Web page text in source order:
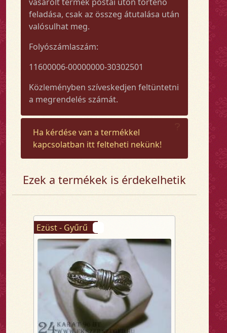
feladása, csak az összeg átutalása után
valósulhat meg.
Folyószámlaszám:
11600006-00000000-30302501
Közleményben szíveskedjen feltüntetni
a megrendelés számát.
Ha kérdése van a termékkel
kapcsolatban itt felteheti nekünk!
Ezek a termékek is érdekelhetik
Ezüst - Gyűrű